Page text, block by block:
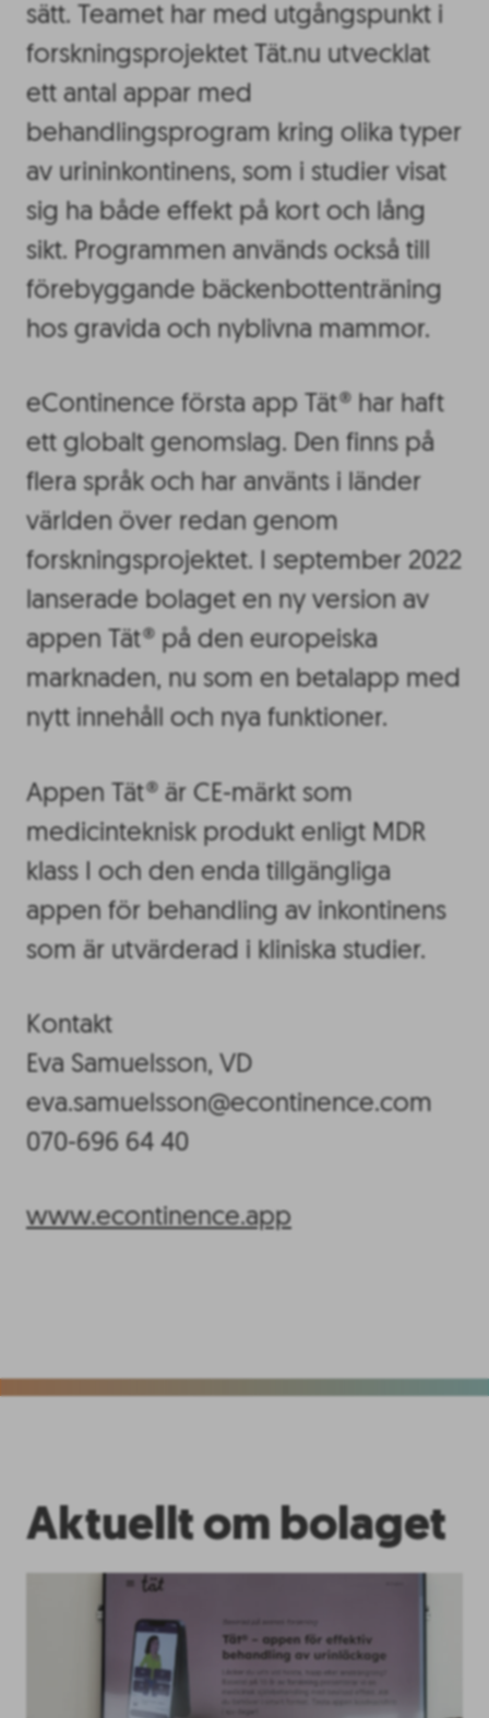
sätt. Teamet har med utgångspunkt i
forskningsprojektet Tät.nu utvecklat
ett antal appar med
behandlingsprogram kring olika typer
av urininkontinens, som i studier visat
sig ha både effekt på kort och lång
sikt. Programmen används också till
förebyggande bäckenbottenträning
hos gravida och nyblivna mammor.
eContinence första app Tät® har haft
ett globalt genomslag. Den finns på
flera språk och har använts i länder
världen över redan genom
forskningsprojektet. I september 2022
lanserade bolaget en ny version av
appen Tät® på den europeiska
marknaden, nu som en betalapp med
nytt innehåll och nya funktioner.
Appen Tät® är CE-märkt som
medicinteknisk produkt enligt MDR
klass I och den enda tillgängliga
appen för behandling av inkontinens
som är utvärderad i kliniska studier.
Kontakt
Eva Samuelsson, VD
eva.samuelsson@econtinence.com
070-696 64 40
www.econtinence.app
Aktuellt om bolaget